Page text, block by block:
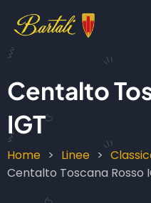
contenuto
principale
Centalto
IGT
Briciole
Home Linee
Centalto Toscana Rosso